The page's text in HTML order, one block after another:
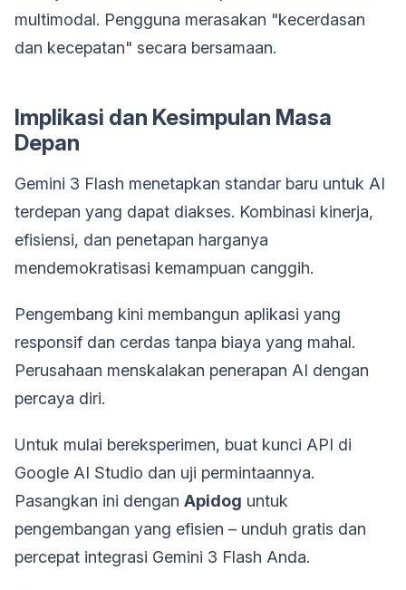
multimodal. Pengguna merasakan "kecerdasan
dan kecepatan" secara bersamaan.
Implikasi dan Kesimpulan Masa
Depan
Gemini 3 Flash menetapkan standar baru untuk AI
terdepan yang dapat diakses. Kombinasi kinerja,
efisiensi, dan penetapan harganya
mendemokratisasi kemampuan canggih.
Pengembang kini membangun aplikasi yang
responsif dan cerdas tanpa biaya yang mahal.
Perusahaan menskalakan penerapan AI dengan
percaya diri.
Untuk mulai bereksperimen, buat kunci API di
Google AI Studio dan uji permintaannya.
Pasangkan ini dengan Apidog untuk
pengembangan yang efisien – unduh gratis dan
percepat integrasi Gemini 3 Flash Anda.